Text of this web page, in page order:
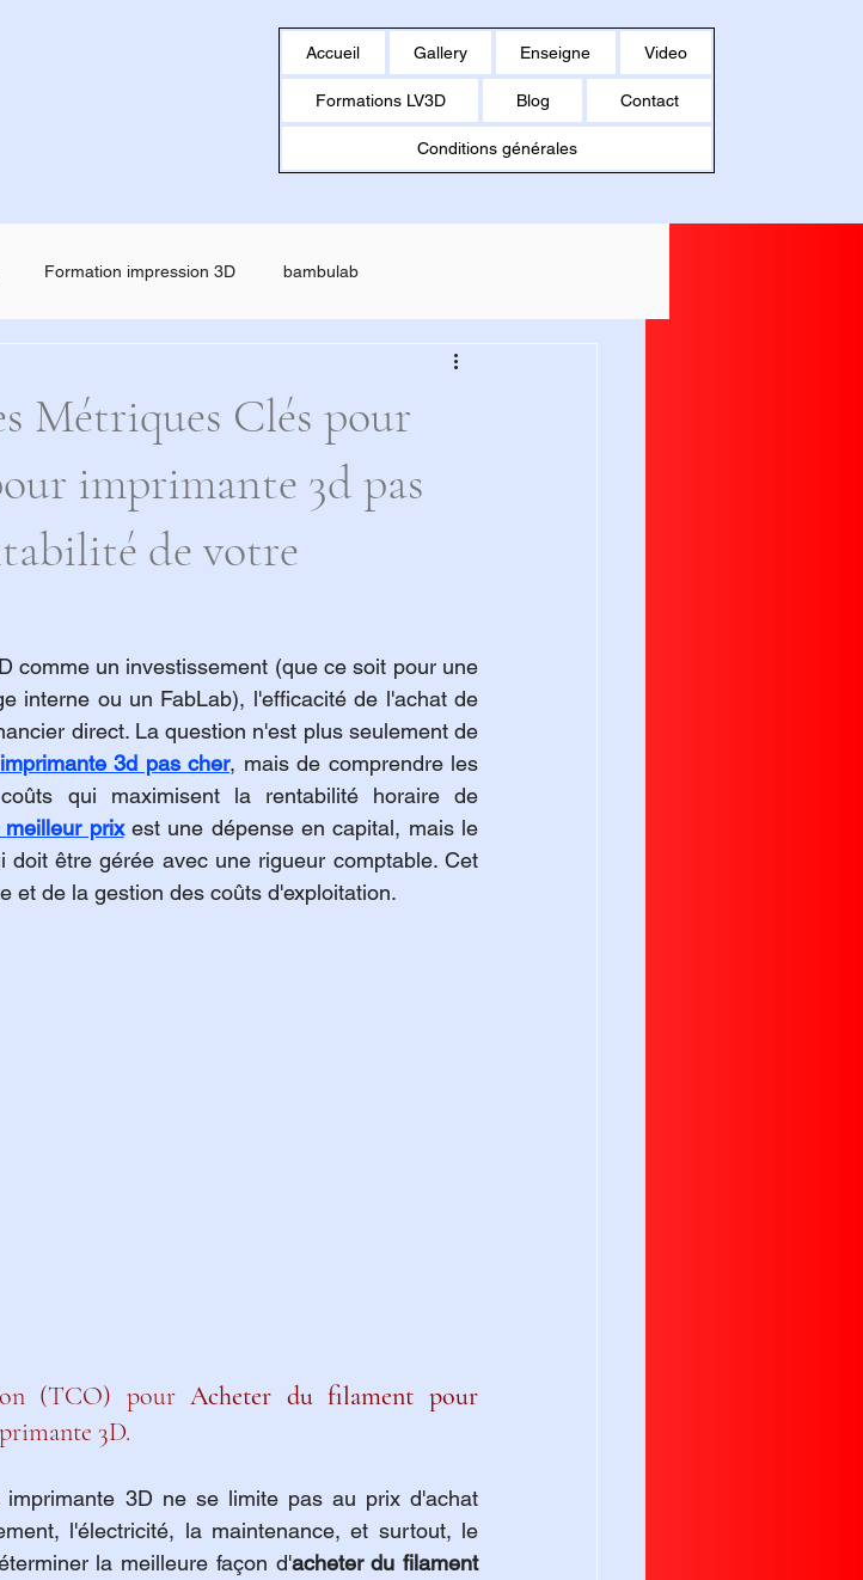
Accueil Gallery Enseigne Video
Formations LV3D Blog Contact
Conditions générales
Formation impression 3D bambulab
Métriques Clés pour
imprimante 3d pas
de votre
comme un investissement (que ce soit pour une
interne ou un FabLab), l'efficacité de l'achat de
direct. La question n'est plus seulement de
3d pas cher, mais de comprendre les
qui maximisent la rentabilité horaire de
prix est une dépense en capital, mais le
être gérée avec une rigueur comptable. Cet
et de la gestion des coûts d'exploitation.
(TCO) pour Acheter du filament pour
3D.
3D ne se limite pas au prix d'achat
l'électricité, la maintenance, et surtout, le
la meilleure façon d'acheter du filament